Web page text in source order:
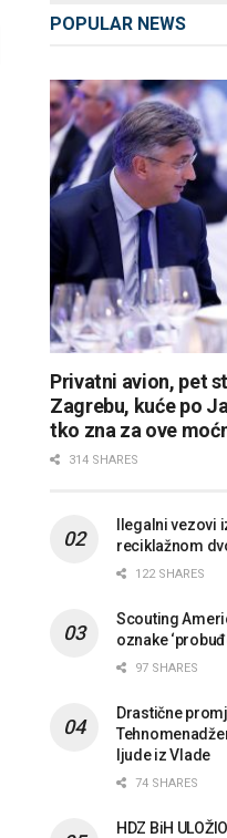
POPULAR NEWS
Privatni avion, pet
Zagrebu, kuće po
tko zna za ove
314 SHARES
Ilegalni vezovi
reciklažnom
122 SHARES
Scouting
oznake
97 SHARES
Drastične
ljude iz Vlade
74 SHARES
HDZ BiH